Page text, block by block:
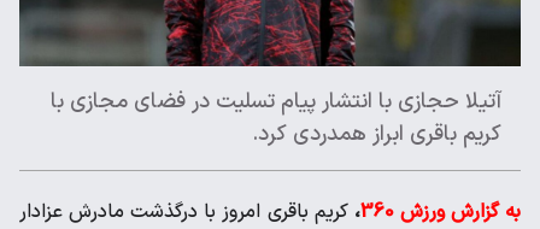
آتیلا حجازی با انتشار پیام تسلیت در فضای مجازی با
کریم باقری ابراز همدردی کرد.
به گزارش ورزش 360 ،کریم باقری امروز با درگذشت مادرش عزادار